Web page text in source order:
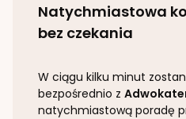
Natychmiastowa
bez czekania
W ciągu kilku minut
bezpośrednio z
natychmiastową poradę